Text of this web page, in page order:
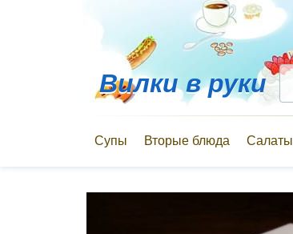
Вилки в руки
Супы Вторые блюда Салаты